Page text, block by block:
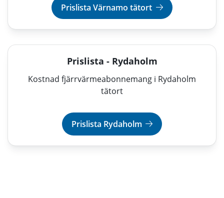
Prislista Värnamo tätort
Prislista - Rydaholm
Kostnad fjärrvärmeabonnemang i Rydaholm
tätort
Prislista Rydaholm